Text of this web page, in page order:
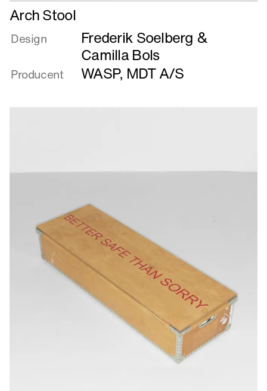
Læs
mere
om
Arch Stool
Design
Frederik Soelberg &
Camilla Bols
Producent WASP, MDT A/S